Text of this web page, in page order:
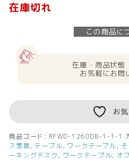
在庫切れ
この商品に
在庫・商品状態
お気軽にお問
お
商品コード: RFWD-1260DB-1-1-1
ス家具 , テーブル, ワークテーブル,
ーキングデスク , ワークテーブル, オ